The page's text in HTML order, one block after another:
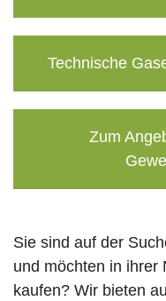
Technische
Zum
Sie sind auf der
und möchten in ihrer
kaufen? Wir bieten